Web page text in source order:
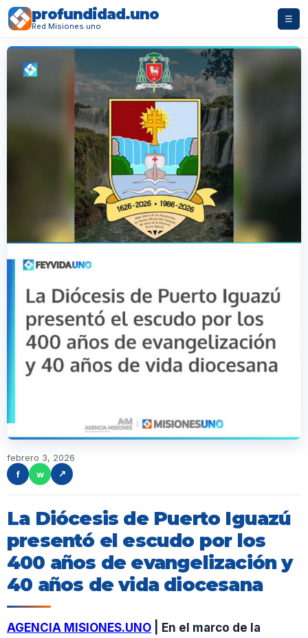
profundidad.uno
Red Misiones.uno
☰
febrero 3, 2026
f
w ↗
La Diócesis de Puerto Iguazú
presentó el escudo por los
400 años de evangelización y
40 años de vida diocesana
AGENCIA MISIONES.UNO | En el marco de la